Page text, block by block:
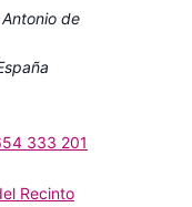
de
333 201
Recinto